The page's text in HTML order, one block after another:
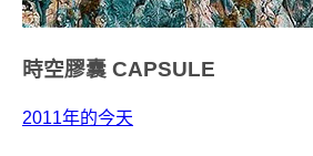
時空膠囊 CAPSULE
2011年的今天